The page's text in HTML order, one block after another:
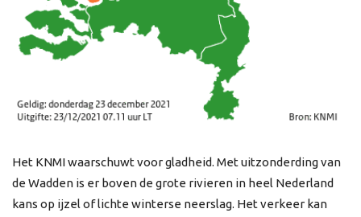
Het KNMI waarschuwt voor gladheid. Met uitzonderding van
de Wadden is er boven de grote rivieren in heel Nederland
kans op ijzel of lichte winterse neerslag. Het verkeer kan